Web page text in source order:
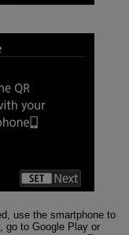
use the smartphone to
go to Google Play or